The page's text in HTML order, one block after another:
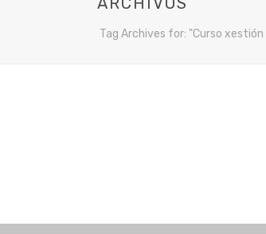
Tag Archives for: "Curso